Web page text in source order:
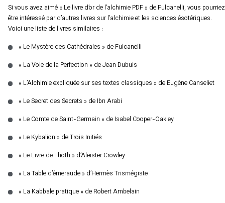
Si vous avez aimé « Le livre d’or de l’alchimie PDF » de Fulcanelli, vous pourriez
être intéressé par d’autres livres sur l’alchimie et les sciences ésotériques.
Voici une liste de livres similaires :
« Le Mystère des Cathédrales » de Fulcanelli
« La Voie de la Perfection » de Jean Dubuis
« L’Alchimie expliquée sur ses textes classiques » de Eugène Canseliet
« Le Secret des Secrets » de Ibn Arabi
« Le Comte de Saint-Germain » de Isabel Cooper-Oakley
« Le Kybalion » de Trois Initiés
« Le Livre de Thoth » d’Aleister Crowley
« La Table d’émeraude » d’Hermès Trismégiste
« La Kabbale pratique » de Robert Ambelain